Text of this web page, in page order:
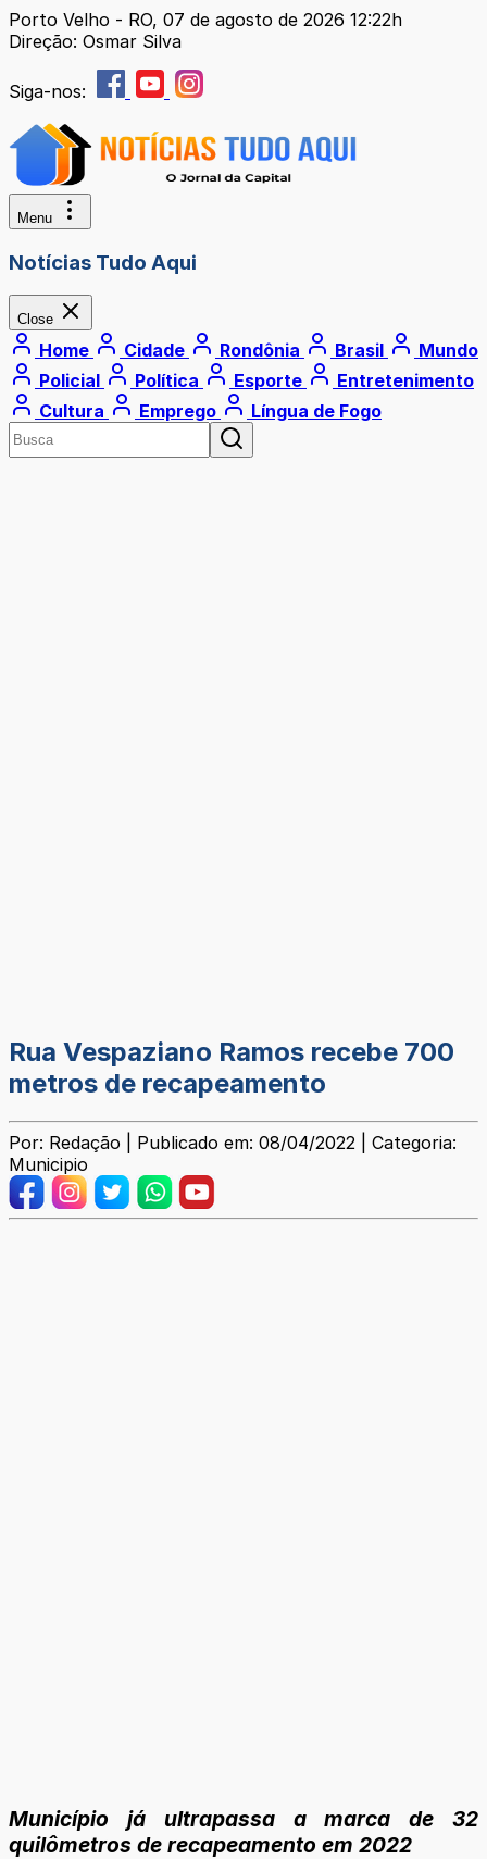
Porto Velho - RO, 07 de agosto de 2026 12:22h
Direção: Osmar Silva
Siga-nos:
Menu
Notícias Tudo Aqui
Close
Home Cidade Rondônia Brasil
Mundo
Policial
Política Esporte
Entretenimento
Cultura
Emprego Língua de Fogo
Rua Vespaziano Ramos recebe 700
metros de recapeamento
Por: Redação | Publicado em: 08/04/2022 | Categoria:
Municipio
Município já ultrapassa a marca de 32
quilômetros de recapeamento em 2022